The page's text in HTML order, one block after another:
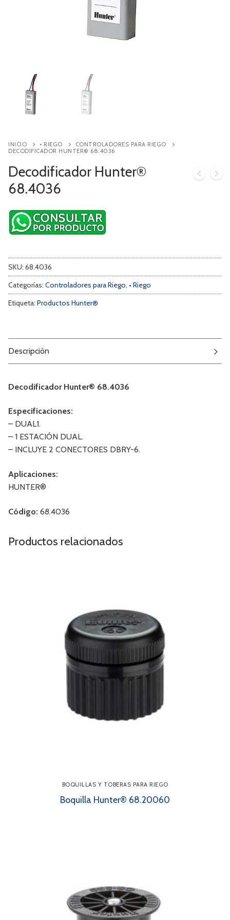
Contacto
INICIO • RIEGO
CONTROLADORES PARA RIEGO
DECODIFICADOR HUNTER® 68.4036
Decodificador Hunter®
68.4036
SKU: 68.4036
Categorías: Controladores para Riego, • Riego
Etiqueta: Productos Hunter®
Descripción
Decodificador Hunter® 68.4036
Especificaciones:
– DUAL1.
– 1 ESTACIÓN DUAL.
– INCLUYE 2 CONECTORES DBRY-6.
Aplicaciones:
HUNTER®
Código: 68.4036
Productos relacionados
BOQUILLAS Y TOBERAS PARA RIEGO
Boquilla Hunter® 68.20060